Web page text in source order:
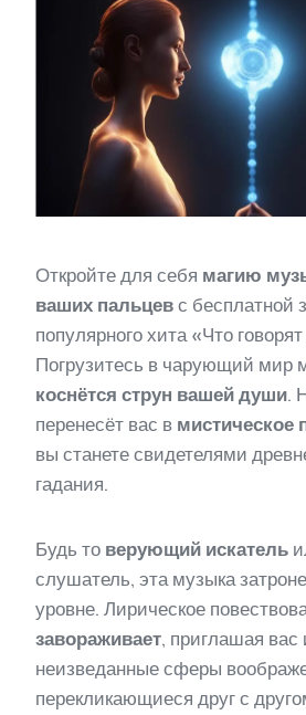
Откройте для себя магию
ваших пальцев с бесплатной
популярного хита «Что
Погрузитесь в чарующий мир
коснётся струн вашей души.
перенесёт вас в мистическое
вы станете свидетелями
гадания.
Будь то верующий искатель
слушатель, эта музыка
уровне. Лирическое
завораживает, приглашая вас
неизведанные сферы
перекликающиеся друг с